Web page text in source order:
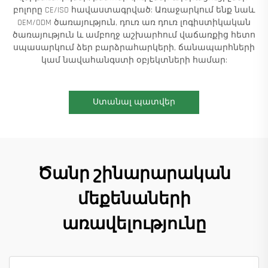
բոլորը CE/ISO հավաստագրված: Առաջարկում ենք նաև
OEM/ODM ծառայություն, դուռ առ դուռ լոգիստիկական
ծառայություն և ամբողջ աշխարհում վաճառքից հետո
սպասարկում ձեր բարձրահարկերի, ճանապարհների
կամ նավահանգստի օբյեկտների համար:
Ստանալ պատվեր
Ծանր շինարարական
մեքենաների
առավելությունը